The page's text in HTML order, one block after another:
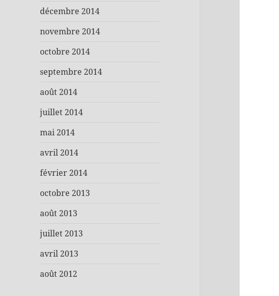
décembre 2014
novembre 2014
octobre 2014
septembre 2014
août 2014
juillet 2014
mai 2014
avril 2014
février 2014
octobre 2013
août 2013
juillet 2013
avril 2013
août 2012